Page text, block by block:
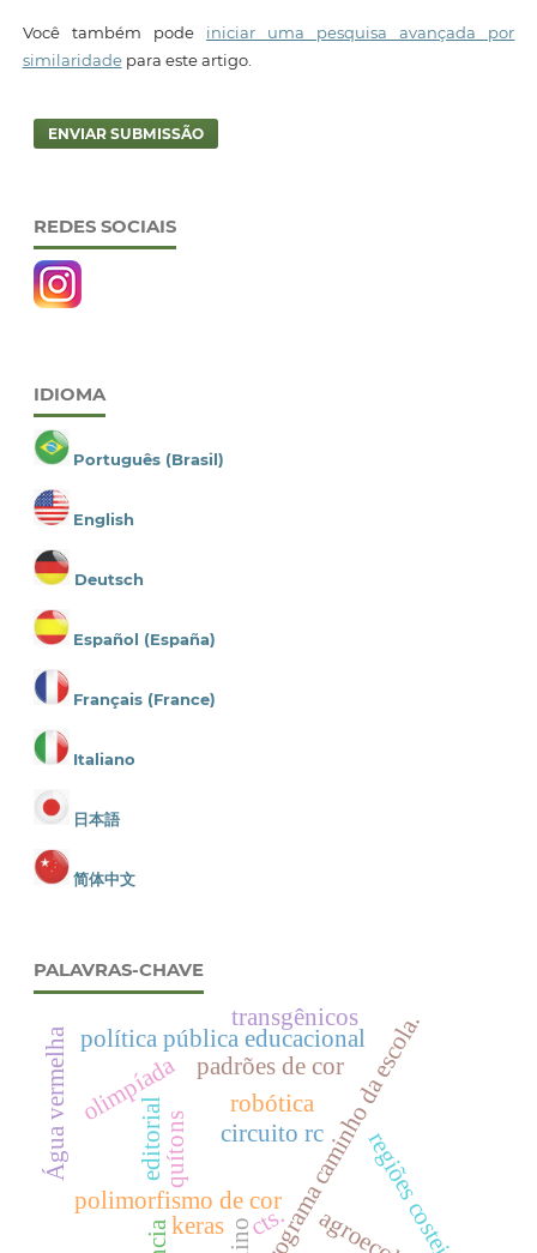
Você também pode iniciar uma pesquisa avançada por
similaridadepara este artigo.
ENVIAR SUBMISSÃO
REDES SOCIAIS
IDIOMA
Português (Brasil)
English
Deutsch
Español (España)
Français (France)
Italiano
日本語
简体中文
PALAVRAS-CHAVE
editorial
olimpíada
política pública educacional
programa caminho da escola.
padrões de cor
polimorfismo de cor
quítons regiões costeiras
robótica
keras
transgênicos
cts.
Água vermelha circuito rc